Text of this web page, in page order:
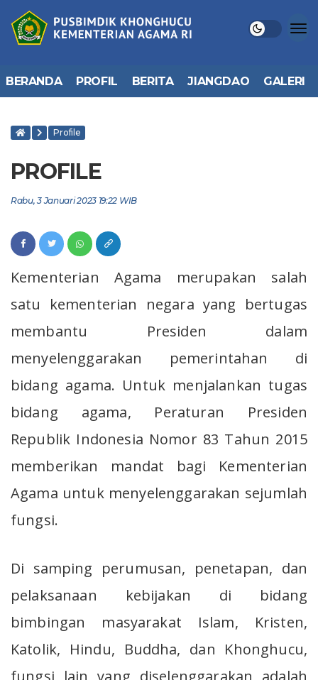
BERANDA PROFIL BERITA JIANGDAO GALERI
Profile
PROFILE
Rabu, 3 Januari 2023 19:22 WIB
Kementerian Agama merupakan salah
satu kementerian negara yang bertugas
membantu Presiden dalam
menyelenggarakan pemerintahan di
bidang agama. Untuk menjalankan tugas
bidang agama, Peraturan Presiden
Republik Indonesia Nomor 83 Tahun 2015
memberikan mandat bagi Kementerian
Agama untuk menyelenggarakan sejumlah
fungsi.
Di samping perumusan, penetapan, dan
pelaksanaan kebijakan di bidang
bimbingan masyarakat Islam, Kristen,
Katolik, Hindu, Buddha, dan Khonghucu,
fungsi lain yang diselenggarakan adalah